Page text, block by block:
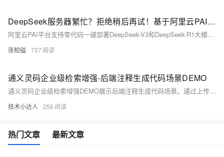
DeepSeek服务器繁忙？拒绝稍后再试！基于阿里云PAI实现0代码一键部署DeepSeek-V3和DeepSeek-R1大模型
阿里云PAI平台支持零代码一键部署DeepSeek-V3和DeepSeek-R1大模型，用户可轻松实现从训练到部署再到推理的全流程。通过PAI Model Gallery，开发者只需简单几步即可完成模型部署，享受高效便捷的AI开发体验。具体步骤包括开通PAI服务、进入控制台选择模型、一键部署并获取调用信息。整个过程无需编写代码，极大简化了模型应用的门槛。
张柏镒 737
通义灵码企业级检索增强-后端注释生成代码场景DEMO
通义灵码企业级检索增强DEMO展示后端注释生成代码场景。通过上传加密算法的标准化写法（英文注释），大模型能够准确推荐企业标准写法，促进内部知识复用，并支持主动干预生成过程，提升代码规范性和一致性。
技术小达人 256
热门文章 最新文章